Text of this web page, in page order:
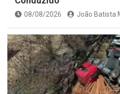
08/08/2026 João Batista